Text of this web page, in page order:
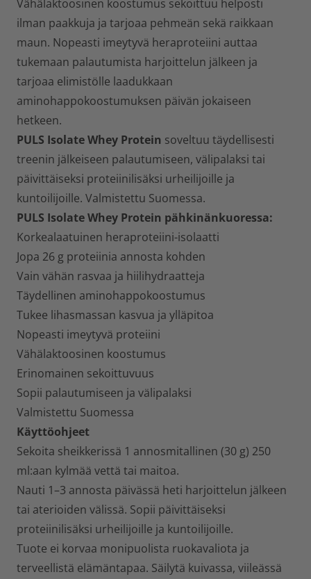
Vähälaktoosinen koostumus sekoittuu helposti
ilman paakkuja ja tarjoaa pehmeän sekä raikkaan
maun. Nopeasti imeytyvä heraproteiini auttaa
tukemaan palautumista harjoittelun jälkeen ja
tarjoaa elimistölle laadukkaan
aminohappokoostumuksen päivän jokaiseen
hetkeen.
PULS Isolate Whey Protein soveltuu täydellisesti
treenin jälkeiseen palautumiseen, välipalaksi tai
päivittäiseksi proteiinilisäksi urheilijoille ja
kuntoilijoille. Valmistettu Suomessa.
PULS Isolate Whey Protein pähkinänkuoressa:
Korkealaatuinen heraproteiini-isolaatti
Jopa 26 g proteiinia annosta kohden
Vain vähän rasvaa ja hiilihydraatteja
Täydellinen aminohappokoostumus
Tukee lihasmassan kasvua ja ylläpitoa
Nopeasti imeytyvä proteiini
Vähälaktoosinen koostumus
Erinomainen sekoittuvuus
Sopii palautumiseen ja välipalaksi
Valmistettu Suomessa
Käyttöohjeet
Sekoita sheikkerissä 1 annosmitallinen (30 g) 250
ml:aan kylmää vettä tai maitoa.
Nauti 1–3 annosta päivässä heti harjoittelun jälkeen
tai aterioiden välissä. Sopii päivittäiseksi
proteiinilisäksi urheilijoille ja kuntoilijoille.
Tuote ei korvaa monipuolista ruokavaliota ja
terveellistä elämäntapaa. Säilytä kuivassa, viileässä